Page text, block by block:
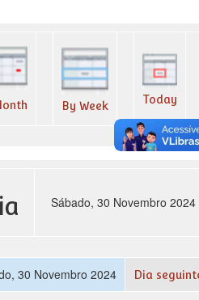
By Week
Today
Sábado, 30 Novembro 2024
30 Novembro 2024 Dia